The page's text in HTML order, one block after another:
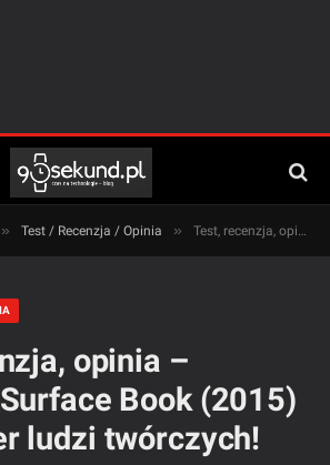
» Test / Recenzja / Opinia » Test, recenzja, opinia – Microsoft Surface Book (2015) – komputer ludzi twórczych!
opinia –
Book (2015)
ludzi twórczych!